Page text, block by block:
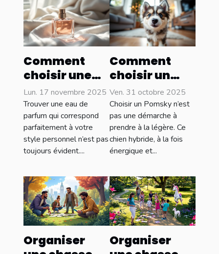
Comment
choisir une
eau de
parfum qui
complète
votre style ?
Lun. 17 novembre 2025
Trouver une eau de
parfum qui correspond
parfaitement à votre
style personnel n’est pas
toujours évident....
Comment
choisir un
Pomsky
adapté à
votre style de
vie ?
Ven. 31 octobre 2025
Choisir un Pomsky n’est
pas une démarche à
prendre à la légère. Ce
chien hybride, à la fois
énergique et...
Organiser
Organiser